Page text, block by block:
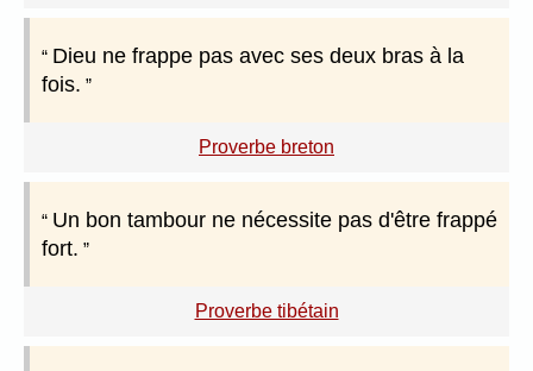
Dieu ne frappe pas avec ses deux bras à la
fois.
Proverbe breton
Un bon tambour ne nécessite pas d'être frappé
fort.
Proverbe tibétain